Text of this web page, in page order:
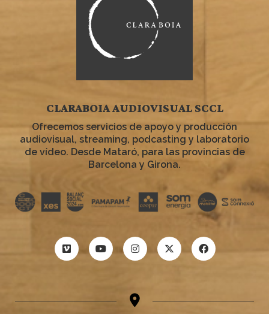
CLARABOIA AUDIOVISUAL SCCL
Ofrecemos servicios de apoyo y producción
audiovisual, streaming, podcasting y laboratorio
de vídeo. Desde Mataró, para las provincias de
Barcelona y Girona.